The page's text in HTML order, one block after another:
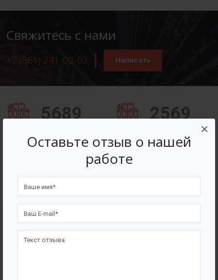
Оставьте отзыв о нашей
работе
×
Свяжитесь с нами
+7 (861) 241-02-03 Написать
5689 2569
Счастливых клиентов
Сертификаты